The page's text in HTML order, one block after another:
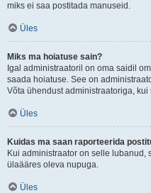
miks ei saa postitada manuseid.
Üles
Miks ma hoiatuse sain?
Igal administraatoril on oma saidil
saada hoiatuse. See on
Võta ühendust administraatoriga,
Üles
Kuidas ma saan raporteerida
Kui administraator on selle
ülaääres oleva nupuga.
Üles